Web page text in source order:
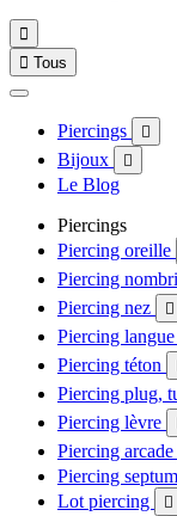

 Tous
Piercings 
Bijoux 
Le Blog
Piercings
Piercing oreille
Piercing
Piercing nez 
Piercing langue
Piercing téton
Piercing plug,
Piercing lèvre
Piercing arcade
Piercing septum
Lot piercing
